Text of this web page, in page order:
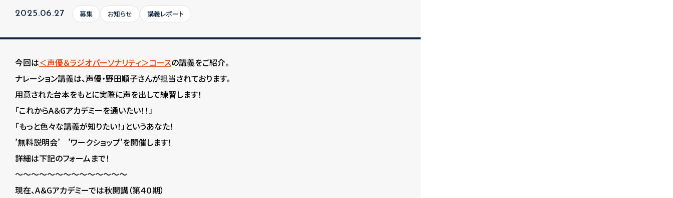
2025.06.27 募集 お知らせ 講義レポート
今回は＜声優＆ラジオパーソナリティ＞コースの講義をご紹介。
ナレーション講義は、声優・野田順子さんが担当されております。
用意された台本をもとに実際に声を出して練習します！
「これからA＆Gアカデミーを通いたい！！」
「もっと色々な講義が知りたい！」というあなた！
’無料説明会’ ’ワークショップ’を開催します！
詳細は下記のフォームまで！
～～～～～～～～～～～～～～
現在、A＆Gアカデミーでは秋開講（第４０期）